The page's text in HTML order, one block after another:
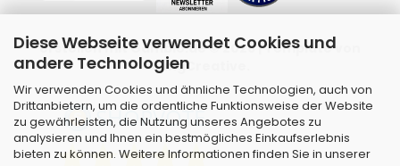
Diese Webseite verwendet Cookies und
andere Technologien
Wir verwenden Cookies und ähnliche Technologien, auch von
Drittanbietern, um die ordentliche Funktionsweise der Website
zu gewährleisten, die Nutzung unseres Angebotes zu
analysieren und Ihnen ein bestmögliches Einkaufserlebnis
bieten zu können. Weitere Informationen finden Sie in unserer
erstellenmit Gambio.de © 2026 | Template von
JungCreative